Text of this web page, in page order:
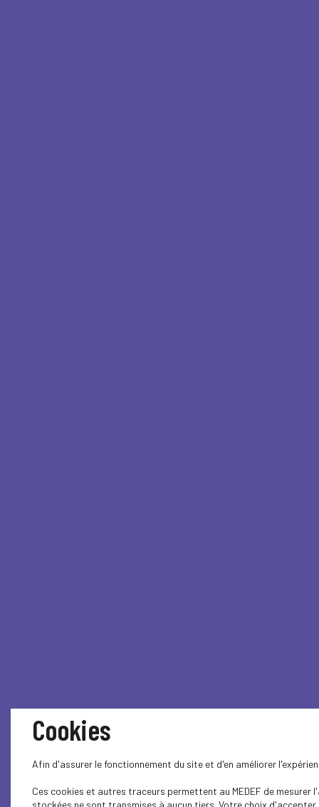
Cookies
Afin d'assurer le fonctionnement du site et d'en améliorer
Ces cookies et autres traceurs permettent au MEDEF de
stockées ne sont transmises à aucun tiers. Votre choix